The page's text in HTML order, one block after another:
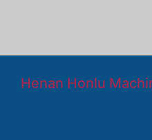
Henan Honlu